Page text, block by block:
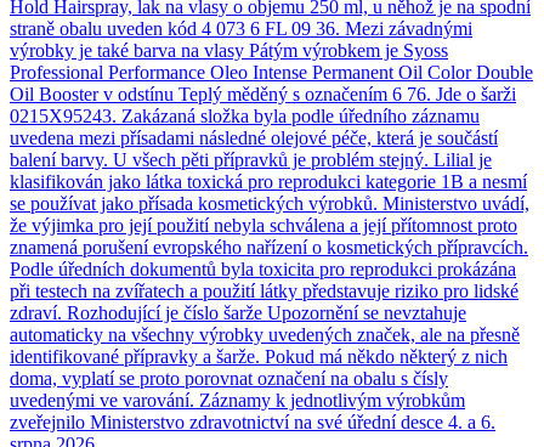
Hold Hairspray, lak na vlasy o objemu 250 ml, u něhož je na spodní
straně obalu uveden kód 4 073 6 FL 09 36. Mezi závadnými
výrobky je také barva na vlasy Pátým výrobkem je Syoss
Professional Performance Oleo Intense Permanent Oil Color Double
Oil Booster v odstínu Teplý měděný s označením 6 76. Jde o šarži
0215X95243. Zakázaná složka byla podle úředního záznamu
uvedena mezi přísadami následné olejové péče, která je součástí
balení barvy. U všech pěti přípravků je problém stejný. Lilial je
klasifikován jako látka toxická pro reprodukci kategorie 1B a nesmí
se používat jako přísada kosmetických výrobků. Ministerstvo uvádí,
že výjimka pro její použití nebyla schválena a její přítomnost proto
znamená porušení evropského nařízení o kosmetických přípravcích.
Podle úředních dokumentů byla toxicita pro reprodukci prokázána
při testech na zvířatech a použití látky představuje riziko pro lidské
zdraví. Rozhodující je číslo šarže Upozornění se nevztahuje
automaticky na všechny výrobky uvedených značek, ale na přesně
identifikované přípravky a šarže. Pokud má někdo některý z nich
doma, vyplatí se proto porovnat označení na obalu s čísly
uvedenými ve varování. Záznamy k jednotlivým výrobkům
zveřejnilo Ministerstvo zdravotnictví na své úřední desce 4. a 6.